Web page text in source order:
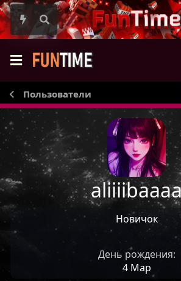
Пользователи
Новичок
День рождения
4 Мар